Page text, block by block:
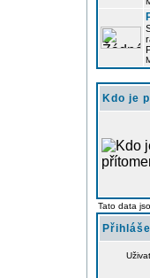
Kdo je
Tato data